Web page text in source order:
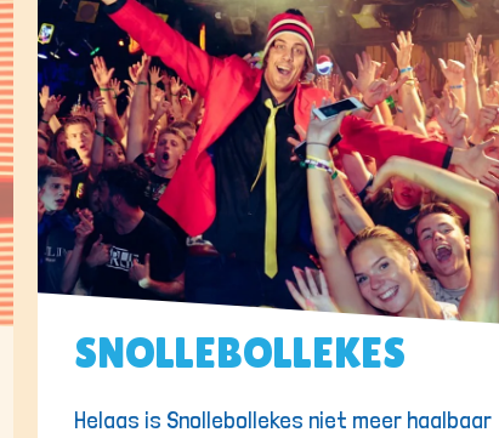
SNOLLEBOLLEKES
Helaas is Snollebollekes niet meer haalbaar